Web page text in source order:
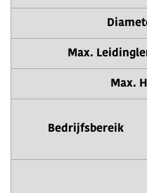
Max.
Max.
Bedrijfsbereik